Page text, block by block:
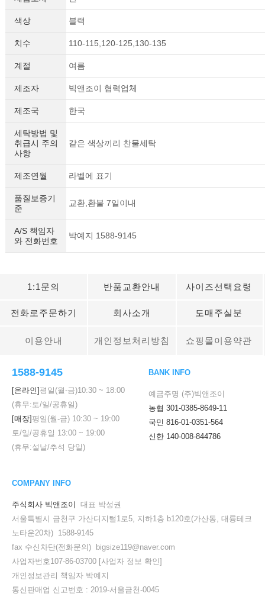
색상 블랙
치수 110-115,120-125,130-135
계절 여름
제조자 빅앤조이 협력업체
제조국 한국
세탁방법 및
취급시 주의
사항
같은 색상끼리 찬물세탁
제조연월 라벨에 표기
품질보증기
준
교환,환불 7일이내
A/S 책임자
와 전화번호
박예지 1588-9145
1:1문의 반품교환안내 사이즈선택요령
전화로주문하기 회사소개 도매주실분
이용안내 개인정보처리방침 쇼핑몰이용약관
1588-9145
[온라인]평일(월-금)10:30 ~ 18:00
(휴무:토/일/공휴일)
[매장]평일(월-금) 10:30 ~ 19:00
토/일/공휴일 13:00 ~ 19:00
(휴무:설날/추석 당일)
BANK INFO
예금주명 (주)빅앤조이
농협 301-0385-8649-11
국민 816-01-0351-564
신한 140-008-844786
COMPANY INFO
주식회사 빅앤조이
대표 박성권
서울특별시 금천구 가산디지털1로5, 지하1층 b120호(가산동, 대륭테크
노타운20차) 1588-9145
fax 수신차단(전화문의) bigsize119@naver.com
사업자번호107-86-03700 [사업자 정보 확인]
개인정보관리 책임자 박예지
통신판매업 신고번호 : 2019-서울금천-0045